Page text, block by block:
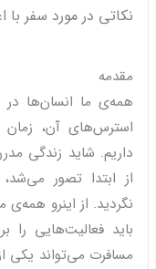
نکاتی در مورد سفر با
مقدمه
همه‌ی ما انسان‌ها در
استرس‌های آن، زمان
داریم. شاید زندگی
از ابتدا تصور
نگردید. از اینرو
باید فعالیت‌هایی را
مسافرت می‌تواند یکی